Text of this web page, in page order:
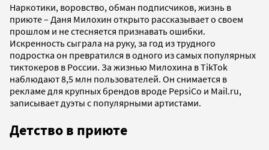
Наркотики, воровство, обман подписчиков, жизнь в
приюте – Даня Милохин открыто рассказывает о своем
прошлом и не стесняется признавать ошибки.
Искренность сыграла на руку, за год из трудного
подростка он превратился в одного из самых популярных
тиктокеров в России. За жизнью Милохина в TikTok
наблюдают 8,5 млн пользователей. Он снимается в
рекламе для крупных брендов вроде PepsiCo и Mail.ru,
записывает дуэты с популярными артистами.
Детство в приюте